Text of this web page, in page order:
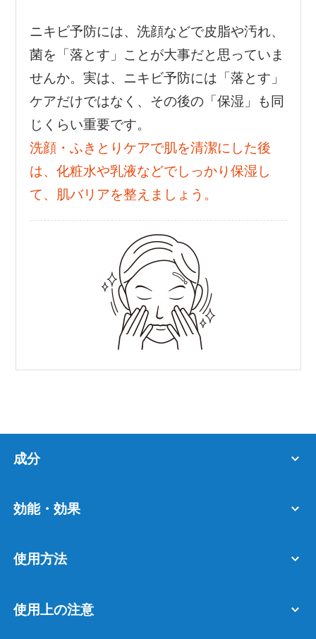
ニキビ予防には、洗顔などで皮脂や汚れ、
菌を「落とす」ことが大事だと思っていま
せんか。実は、ニキビ予防には「落とす」
ケアだけではなく、その後の「保湿」も同
じくらい重要です。
洗顔・ふきとりケアで肌を清潔にした後
は、化粧水や乳液などでしっかり保湿し
て、肌バリアを整えましょう。
成分
効能・効果
使用方法
使用上の注意